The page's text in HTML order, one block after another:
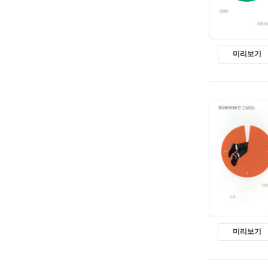
미리보기
미리보기